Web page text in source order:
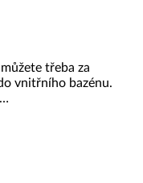
třeba za
vnitřního bazénu.